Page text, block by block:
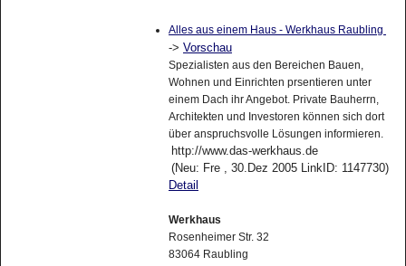
Alles aus einem Haus - Werkhaus Raubling
-> Vorschau
Spezialisten aus den Bereichen Bauen,
Wohnen und Einrichten prsentieren unter
einem Dach ihr Angebot. Private Bauherrn,
Architekten und Investoren können sich dort
über anspruchsvolle Lösungen informieren.
http://www.das-werkhaus.de
(Neu: Fre , 30.Dez 2005 LinkID: 1147730)
Detail
Werkhaus
Rosenheimer Str. 32
83064 Raubling